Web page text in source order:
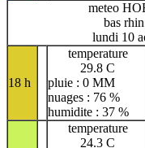
meteo
bas
lundi 10
18 h
temperature
29.8 C
pluie : 0 MM
nuages : 76 %
humidite : 37 %
temperature
24.3 C